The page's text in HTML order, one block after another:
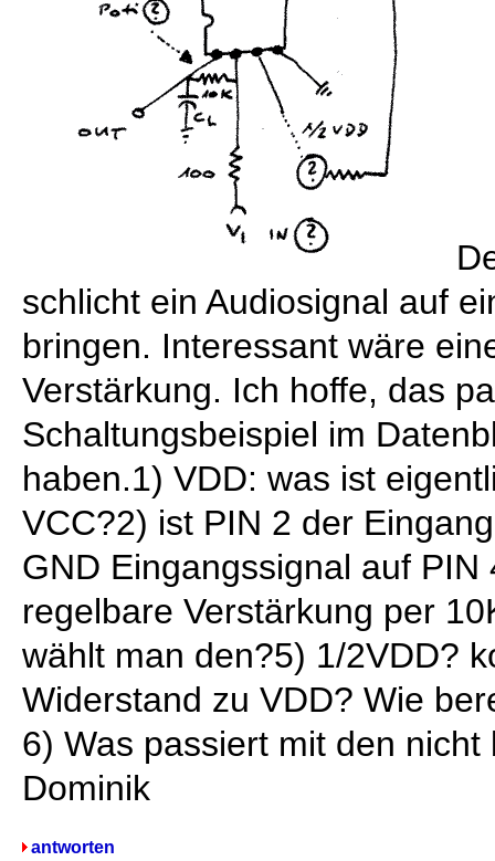
schlicht ein Audiosignal auf
bringen. Interessant wäre
Verstärkung. Ich hoffe, das
Schaltungsbeispiel im
haben.1) VDD: was ist
VCC?2) ist PIN 2 der
GND Eingangssignal auf PIN
regelbare Verstärkung per
wählt man den?5) 1/2VDD?
Widerstand zu VDD? Wie
6) Was passiert mit den
Dominik
antworten